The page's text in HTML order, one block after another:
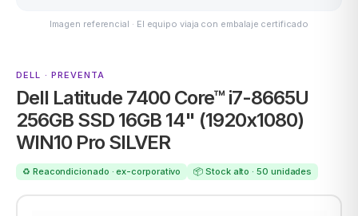
ASUS
Imagen referencial · El equipo viaja con embalaje certificado
DELL · PREVENTA
Dell Latitude 7400 Core™ i7-8665U
256GB SSD 16GB 14" (1920x1080)
WIN10 Pro SILVER
♻️ Reacondicionado · ex-corporativo 📦 Stock alto · 50 unidades